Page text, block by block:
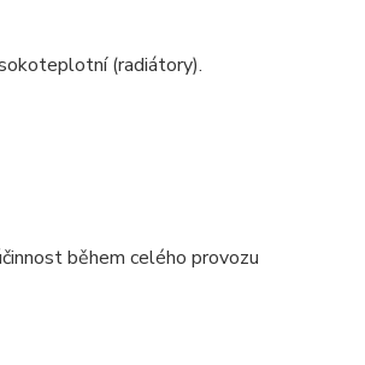
(radiátory).
během celého provozu